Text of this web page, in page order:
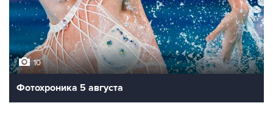
10
Фотохроника 5 августа